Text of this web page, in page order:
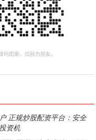
正规炒股配资平台：安全
资机